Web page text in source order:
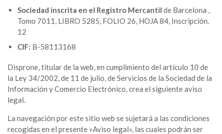
Sociedad inscrita en el Registro Mercantil de Barcelona ,
Tomo 7011, LIBRO 5285, FOLIO 26, HOJA 84, Inscripción.
12
CIF: B-58113168
Disprone, titular de la web, en cumplimiento del artículo 10 de
la Ley 34/2002, de 11 de julio, de Servicios de la Sociedad de la
Información y Comercio Electrónico, crea el siguiente aviso
legal.
La navegación por este sitio web se sujetará a las condiciones
recogidas en el presente «Aviso legal», las cuales podrán ser